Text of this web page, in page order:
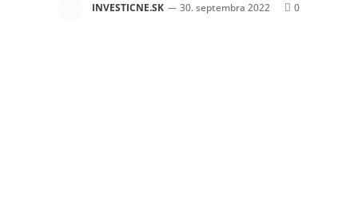
INVESTICNE.SK 30. septembra 2022 0